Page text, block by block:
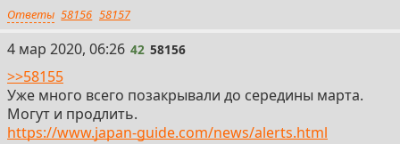
Ответы 58156 58157
42
4 мар 2020, 06:26 42 58156
>>58155
Уже много всего позакрывали до середины марта.
Могут и продлить.
https://www.japan-guide.com/news/alerts.html